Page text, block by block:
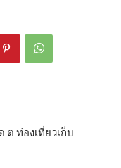
ต.ท่องเที่ยวเก็บ